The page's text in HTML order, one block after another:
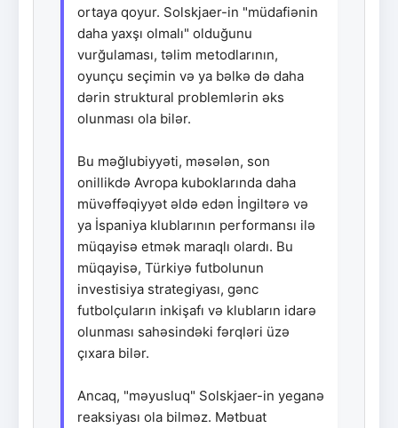
ortaya qoyur. Solskjaer-in "müdafiənin
daha yaxşı olmalı" olduğunu
vurğulaması, təlim metodlarının,
oyunçu seçimin və ya bəlkə də daha
dərin struktural problemlərin əks
olunması ola bilər.
Bu məğlubiyyəti, məsələn, son
onillikdə Avropa kuboklarında daha
müvəffəqiyyət əldə edən İngiltərə və
ya İspaniya klublarının performansı ilə
müqayisə etmək maraqlı olardı. Bu
müqayisə, Türkiyə futbolunun
investisiya strategiyası, gənc
futbolçuların inkişafı və klubların idarə
olunması sahəsindəki fərqləri üzə
çıxara bilər.
Ancaq, "məyusluq" Solskjaer-in yeganə
reaksiyası ola bilməz. Mətbuat